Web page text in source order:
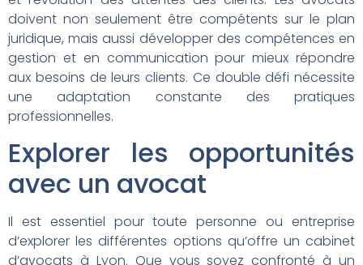
doivent non seulement être compétents sur le plan
juridique, mais aussi développer des compétences en
gestion et en communication pour mieux répondre
aux besoins de leurs clients. Ce double défi nécessite
une adaptation constante des pratiques
professionnelles.
Explorer les opportunités
avec un avocat
Il est essentiel pour toute personne ou entreprise
d’explorer les différentes options qu’offre un cabinet
d’avocats à Lyon. Que vous soyez confronté à un